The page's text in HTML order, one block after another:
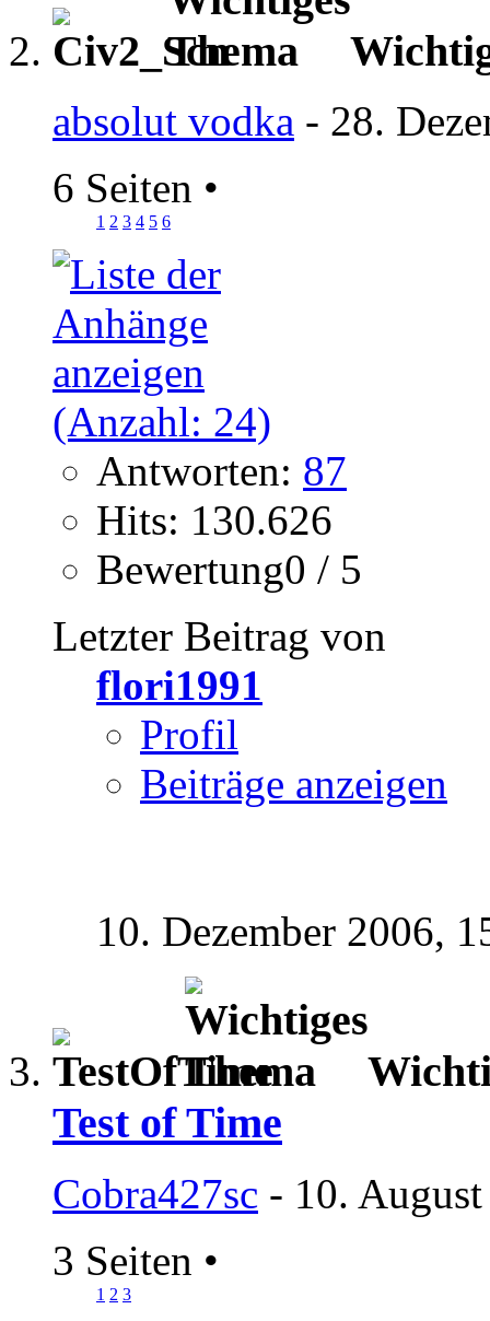
absolut vodka - 28.
6 Seiten •
1 2 3 4 5 6
Antworten: 87
Hits: 130.626
Bewertung0 / 5
Letzter Beitrag von
flori1991
Profil
Beiträge anzeigen
10. Dezember 2006,
Test of Time
Cobra427sc - 10.
3 Seiten •
1 2 3